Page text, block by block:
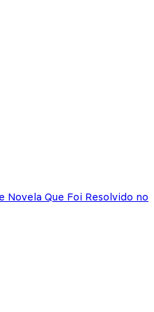
Novela Que Foi Resolvido no